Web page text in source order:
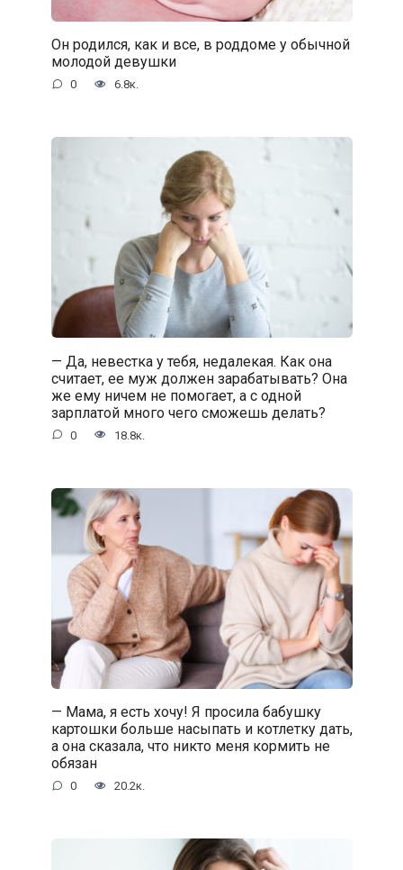
Он родился, как и все, в роддоме у обычной
молодой девушки
0 6.8к.
— Да, невестка у тебя, недалекая. Как она
считает, ее муж должен зарабатывать? Она
же ему ничем не помогает, а с одной
зарплатой много чего сможешь делать?
0 18.8к.
— Мама, я есть хочу! Я просила бабушку
картошки больше насыпать и котлетку дать,
а она сказала, что никто меня кормить не
обязан
0 20.2к.